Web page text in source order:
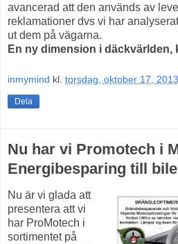
avancerad att den används av
reklamationer dvs vi har
ut dem på vägarna.
En ny dimension i däckvärlden,
inmymind kl. torsdag, oktober 17, 2013
Dela
Nu har vi Promotech i
Energibesparing till
Nu är vi glada att
presentera att vi
har ProMotech i
sortimentet på